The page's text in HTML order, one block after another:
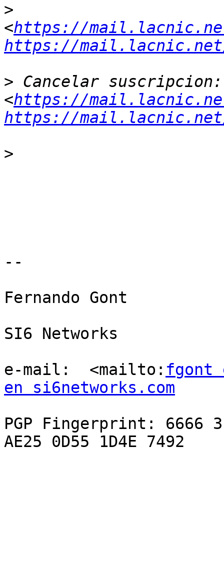
>
<https://
https://
> Cancelar suscripcion:
<https://
https://mail.lacnic.net/
>
--
Fernando Gont
SI6 Networks
e-mail:  <mailto: fgont
en si6networks.com
PGP Fingerprint: 6666
AE25 0D55 1D4E 7492